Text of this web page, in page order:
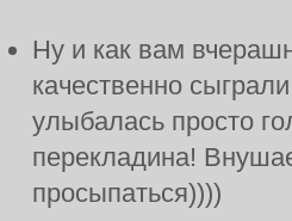
Ну и как вам
качественно
улыбалась просто
перекладина!
просыпаться))))